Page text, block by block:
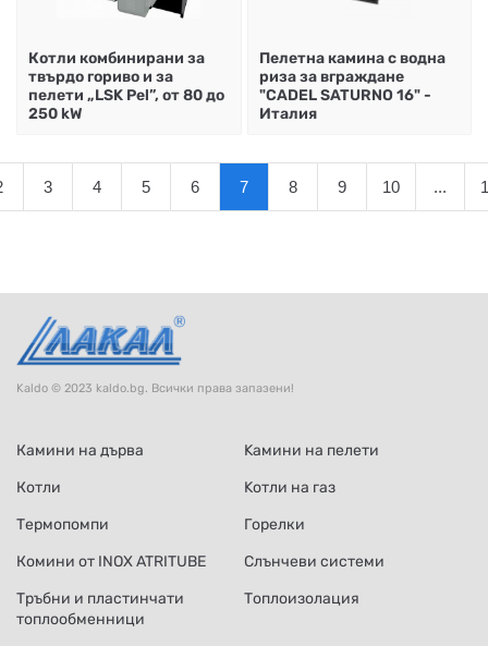
Котли комбинирани за
твърдо гориво и за
пелети „LSK Pel”, от 80 до
250 kW
Пелетна камина с водна
риза за вграждане
"CADEL SATURNO 16" -
Италия
3 4 5 6 7 8 9 10 ...
Kaldo © 2023 kaldo.bg. Всички права запазени!
Камини на дърва
Kамини на пелети
Котли
Kотли на газ
Термопомпи
Горелки
Комини от INOX ATRITUBE
Слънчеви системи
Тръбни и пластинчати
топлообменници
Топлоизолация